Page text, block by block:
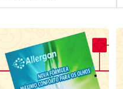
Laboratório
Por Menos